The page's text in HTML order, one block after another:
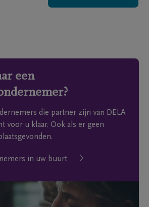
een
die partner zijn van DELA
voor u klaar. Ook als er geen
in uw buurt